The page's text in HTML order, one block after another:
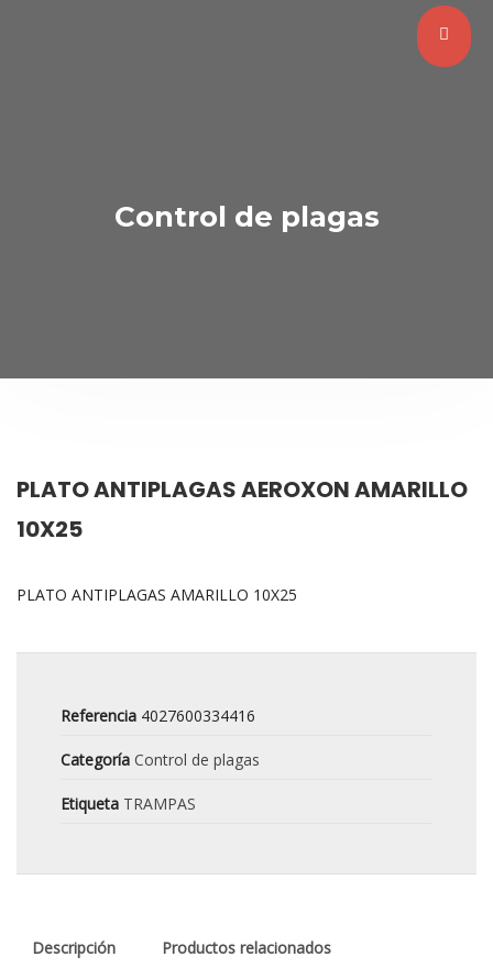
Control de plagas
PLATO ANTIPLAGAS AEROXON AMARILLO
10X25
PLATO ANTIPLAGAS AMARILLO 10X25
Referencia 4027600334416
Categoría Control de plagas
Etiqueta TRAMPAS
Descripción Productos relacionados